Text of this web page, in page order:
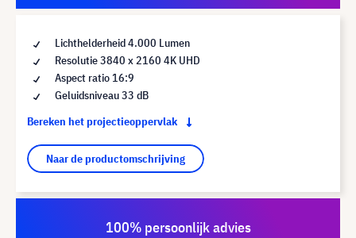
Lichthelderheid 4.000 Lumen
Resolutie 3840 x 2160 4K UHD
Aspect ratio 16:9
Geluidsniveau 33 dB
Bereken het projectieoppervlak
Naar de productomschrijving
100% persoonlijk advies